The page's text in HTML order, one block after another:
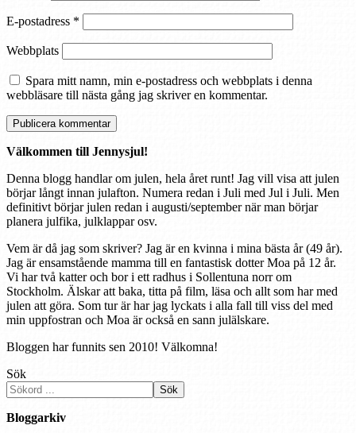
E-postadress *
Webbplats
Spara mitt namn, min e-postadress och webbplats i denna
webbläsare till nästa gång jag skriver en kommentar.
Välkommen till Jennysjul!
Denna blogg handlar om julen, hela året runt! Jag vill visa att julen
börjar långt innan julafton. Numera redan i Juli med Jul i Juli. Men
definitivt börjar julen redan i augusti/september när man börjar
planera julfika, julklappar osv.
Vem är då jag som skriver? Jag är en kvinna i mina bästa år (49 år).
Jag är ensamstående mamma till en fantastisk dotter Moa på 12 år.
Vi har två katter och bor i ett radhus i Sollentuna norr om
Stockholm. Älskar att baka, titta på film, läsa och allt som har med
julen att göra. Som tur är har jag lyckats i alla fall till viss del med
min uppfostran och Moa är också en sann julälskare.
Bloggen har funnits sen 2010! Välkomna!
Sök
Sök
Bloggarkiv